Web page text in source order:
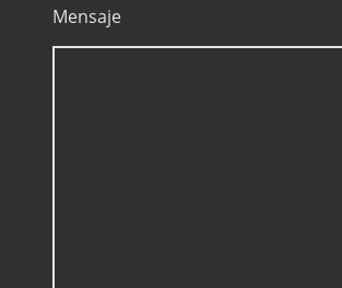
Mensaje